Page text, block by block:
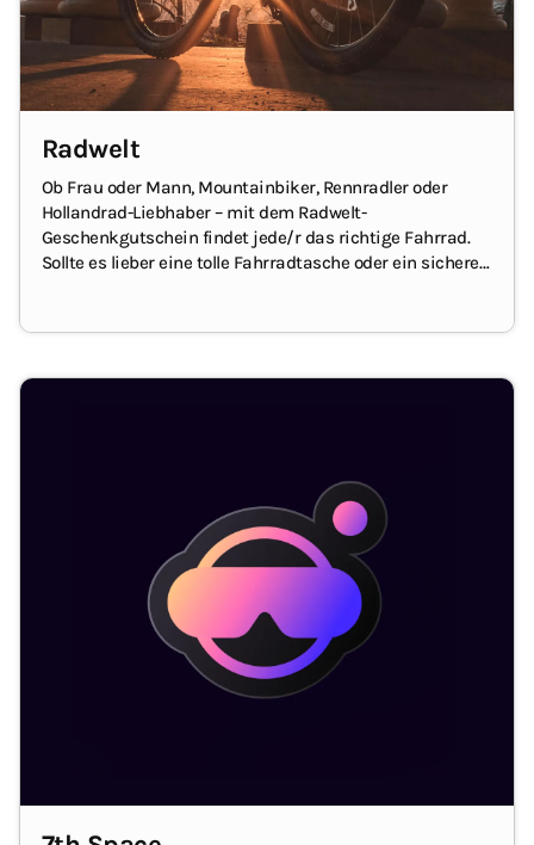
Radwelt
Ob Frau oder Mann, Mountainbiker, Rennradler oder
Hollandrad-Liebhaber – mit dem Radwelt-
Geschenkgutschein findet jede/r das richtige Fahrrad.
Sollte es lieber eine tolle Fahrradtasche oder ein sicheres
Die/der Empfänger/in wird sich ganz sicher darüber